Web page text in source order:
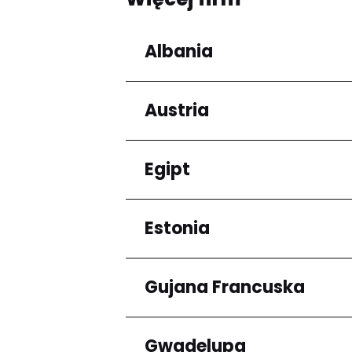
Albania
Regiony
Qarku i Tiranës
Austria
Regiony
Niederösterreich
Egipt
Regiony
Kair
Estonia
Regiony
Harju maakond
Gujana Francuska
Regiony
Gwadelupa